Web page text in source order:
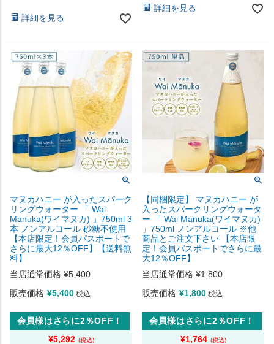
詳細を見る
詳細を見る
マヌカハニー が入ったスパーク
リングウォーター 「 Wai
Manuka(ワイマヌカ) 」750ml 3
本 ノンアルコール 砂糖不使用
【本店限定！会員パスポートで
さらに最大12％OFF】【送料無
料】
当店通常価格 ¥5,400
販売価格 ¥5,400 税込
会員様はさらに2％OFF！
¥5,292
【同梱限定】 マヌカハニー が
入ったスパークリングウォータ
ー 「 Wai Manuka(ワイマヌカ)
」750ml ノンアルコール ※他
商品とご注文下さい 【本店限
定！会員パスポートでさらに最
大12％OFF】
当店通常価格 ¥1,800
販売価格 ¥1,800 税込
会員様はさらに2％OFF！
¥1,764